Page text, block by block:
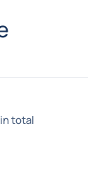
total